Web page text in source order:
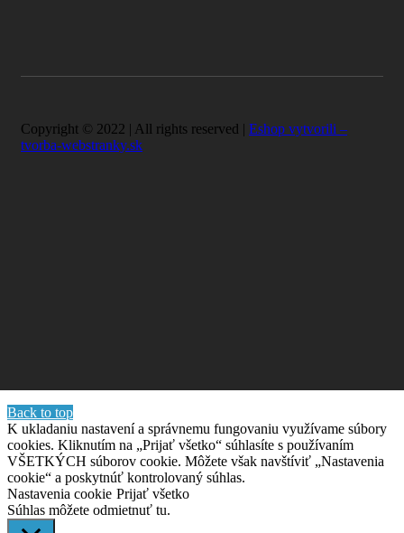
Copyright © 2022 | All rights reserved | Eshop vytvorili –
tvorba-webstranky.sk
Back to top
K ukladaniu nastavení a správnemu fungovaniu využívame súbory
cookies. Kliknutím na „Prijať všetko“ súhlasíte s používaním
VŠETKÝCH súborov cookie. Môžete však navštíviť „Nastavenia
cookie“ a poskytnúť kontrolovaný súhlas.
Nastavenia cookie Prijať všetko
Súhlas môžete odmietnuť tu.